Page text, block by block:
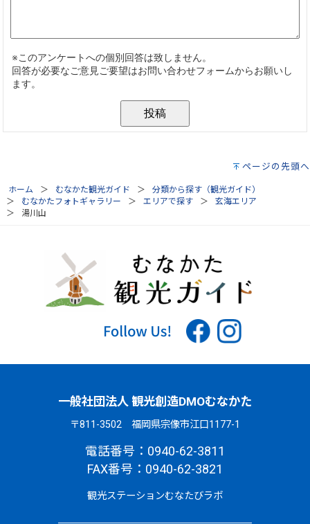
ページの先頭へ
ホーム むなかた観光ガイド
分類から探す（観光ガイド）
むなかたフォトギャラリー
エリアで探す
玄海エリア
湯川山
一般社団法人 観光創造DMOむなかた
〒811-3502 福岡県宗像市江口1177-1
電話番号：0940-62-3811
FAX番号：0940-62-3821
観光ステーションむなたびラボ